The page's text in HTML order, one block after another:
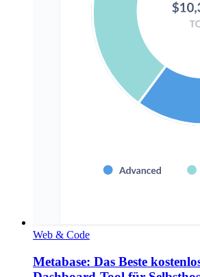
Web & Code
Metabase: Das Beste